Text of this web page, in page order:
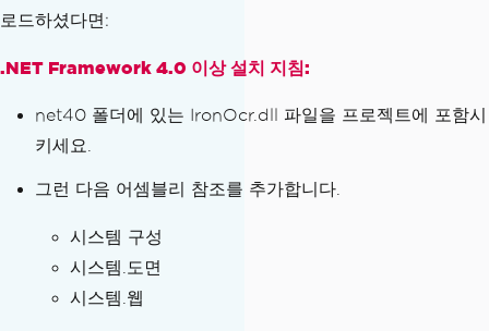
로드하셨다면:
.NET Framework 4.0 이상 설치 지침:
net40 폴더에 있는 IronOcr.dll 파일을 프로젝트에 포함시
키세요.
그런 다음 어셈블리 참조를 추가합니다.
시스템 구성
시스템.도면
시스템.웹